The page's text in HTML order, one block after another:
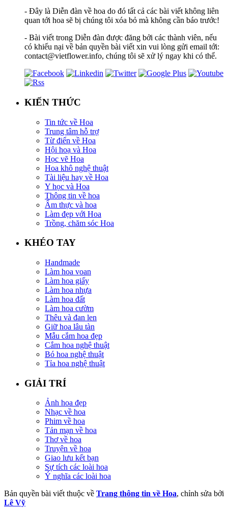
- Đây là Diễn đàn về hoa do đó tất cả các bài viết không liên
quan tới hoa sẽ bị chúng tôi xóa bỏ mà không cần báo trước!
- Bài viết trong Diễn đàn được đăng bởi các thành viên, nếu
có khiếu nại về bản quyền bài viết xin vui lòng gửi email tới:
contact@vietflower.info, chúng tôi sẽ xử lý ngay khi có thể.
KIẾN THỨC
Tin tức về Hoa
Trung tâm hỗ trợ
Từ điển về Hoa
Hội hoạ và Hoa
Học vẽ Hoa
Hoa khô nghệ thuật
Tài liệu hay về Hoa
Y học và Hoa
Thông tin về hoa
Ẩm thực và hoa
Làm đẹp với Hoa
Trồng, chăm sóc Hoa
KHÉO TAY
Handmade
Làm hoa voan
Làm hoa giấy
Làm hoa nhựa
Làm hoa đất
Làm hoa cườm
Thêu và đan len
Giữ hoa lâu tàn
Mẫu cắm hoa đẹp
Cắm hoa nghệ thuật
Bó hoa nghệ thuật
Tỉa hoa nghệ thuật
GIẢI TRÍ
Ảnh hoa đẹp
Nhạc về hoa
Phim về hoa
Tản mạn về hoa
Thơ về hoa
Truyện về hoa
Giao lưu kết bạn
Sự tích các loài hoa
Ý nghĩa các loài hoa
Bản quyền bài viết thuộc về Trang thông tin về Hoa, chỉnh sửa bởi
Lê Vỹ